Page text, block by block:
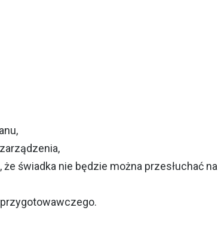
świadka nie będzie można przesłuchać na